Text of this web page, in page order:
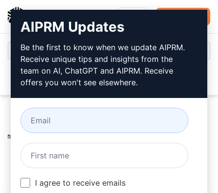
Home / 人工智能提示 / SoftwareEngineering Prompts
Text Editor Prompts / iOS快速开发 /
AIPRM Updates
Be the first to know when we update AIPRM.
Receive unique tips and insights from the
team on AI, ChatGPT and AIPRM. Receive
offers you won't see elsewhere.
I agree to receive emails